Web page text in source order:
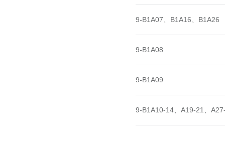
9-B1A07、B1A16、B1A26
9-B1A08
9-B1A09
9-B1A10-14、A19-21、